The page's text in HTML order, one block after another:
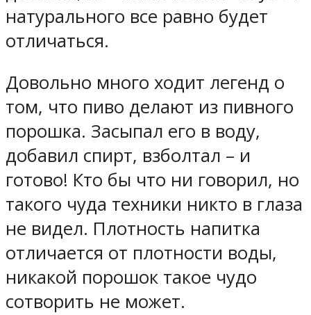
натурального все равно будет
отличаться.
Довольно много ходит легенд о
том, что пиво делают из пивного
порошка. Засыпал его в воду,
добавил спирт, взболтал – и
готово! Кто бы что ни говорил, но
такого чуда техники никто в глаза
не видел. Плотность напитка
отличается от плотности воды,
никакой порошок такое чудо
сотворить не может.